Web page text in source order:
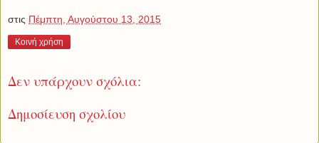
στις Πέμπτη, Αυγούστου 13, 2015
Κοινή χρήση
Δεν υπάρχουν σχόλια:
Δημοσίευση σχολίου